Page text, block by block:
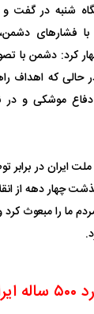
شنبه در گفت
با فشارهای
کرد: دشمن با
حالی که اهداف
موشکی و در
ایران در برابر
چهار دهه از
ما را مبعوث